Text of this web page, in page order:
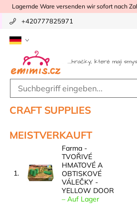
Lagernde Ware versenden wir sofort nach
+420777825971
CRAFT SUPPLIES
MEISTVERKAUFT
1.
Farma -
TVOŘIVÉ
HMATOVÉ A
OBTISKOVÉ
VÁLEČKY -
YELLOW DOOR
– Auf Lager